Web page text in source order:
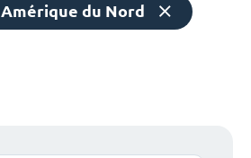
Amérique du Nord